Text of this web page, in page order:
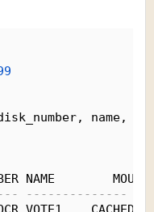
name,
NAME
--------------